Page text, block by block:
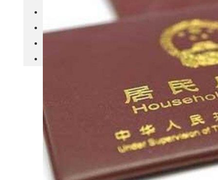
房产政策